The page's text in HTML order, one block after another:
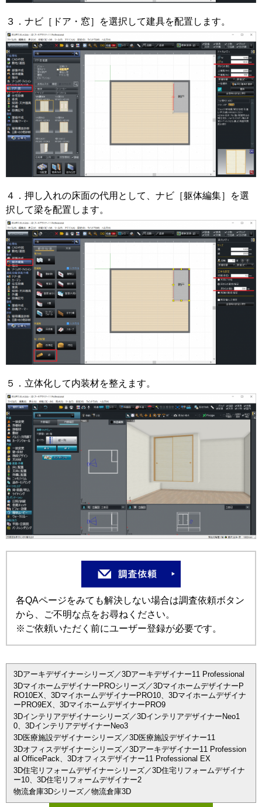
３．ナビ［ドア・窓］を選択して建具を配置します。
４．押し入れの床面の代用として、ナビ［躯体編集］を選
択して梁を配置します。
５．立体化して内装材を整えます。
各QAページをみても解決しない場合は調査依頼ボタン
から、ご不明な点をお尋ねください。
※ご依頼いただく前にユーザー登録が必要です。
3Dアーキデザイナーシリーズ／3Dアーキデザイナー11 Professional
3DマイホームデザイナーPROシリーズ／3DマイホームデザイナーP
RO10EX、3DマイホームデザイナーPRO10、3Dマイホームデザイナ
ーPRO9EX、3DマイホームデザイナーPRO9
3Dインテリアデザイナーシリーズ／3DインテリアデザイナーNeo1
0、3DインテリアデザイナーNeo3
3D医療施設デザイナーシリーズ／3D医療施設デザイナー11
3Dオフィスデザイナーシリーズ／3Dアーキデザイナー11 Profession
al OfficePack、3Dオフィスデザイナー11 Professional EX
3D住宅リフォームデザイナーシリーズ／3D住宅リフォームデザイナ
ー10、3D住宅リフォームデザイナー2
物流倉庫3Dシリーズ／物流倉庫3D